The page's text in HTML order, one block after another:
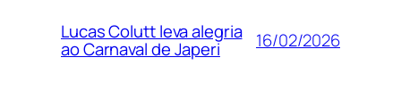
Lucas Colutt leva alegria
ao Carnaval de Japeri 16/02/2026